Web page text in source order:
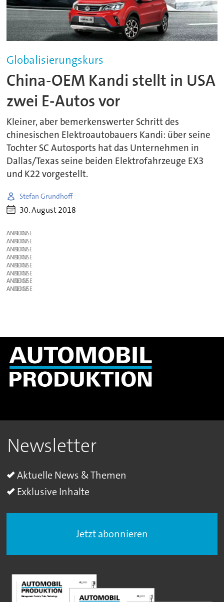
Globalisierungskurs
China-OEM Kandi stellt in USA
zwei E-Autos vor
Kleiner, aber bemerkenswerter Schritt des
chinesischen Elektroautobauers Kandi: über seine
Tochter SC Autosports hat das Unternehmen in
Dallas/Texas seine beiden Elektrofahrzeuge EX3
und K22 vorgestellt.
Stefan Grundhoff
30. August 2018
ANZEIGE
ANZEIGE
ANZEIGE
ANZEIGE
ANZEIGE
ANZEIGE
ANZEIGE
ANZEIGE
Newsletter
Aktuelle News & Themen
Exklusive Inhalte
Jetzt abonnieren